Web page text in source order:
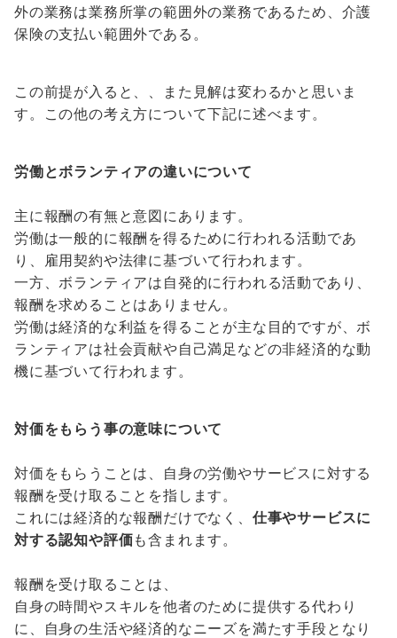
外の業務は業務所掌の範囲外の業務であるため、介護
保険の支払い範囲外である。
この前提が入ると、、また見解は変わるかと思いま
す。この他の考え方について下記に述べます。
労働とボランティアの違いについて
主に報酬の有無と意図にあります。
労働は一般的に報酬を得るために行われる活動であ
り、雇用契約や法律に基づいて行われます。
一方、ボランティアは自発的に行われる活動であり、
報酬を求めることはありません。
労働は経済的な利益を得ることが主な目的ですが、ボ
ランティアは社会貢献や自己満足などの非経済的な動
機に基づいて行われます。
対価をもらう事の意味について
対価をもらうことは、自身の労働やサービスに対する
報酬を受け取ることを指します。
これには経済的な報酬だけでなく、 仕事やサービスに
対する認知や評価も含まれます。
報酬を受け取ることは、
自身の時間やスキルを他者のために提供する代わり
に、自身の生活や経済的なニーズを満たす手段となり